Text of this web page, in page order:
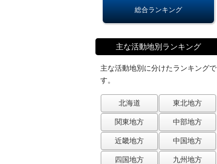
総合ランキング
主な活動地別ランキング
主な活動地別に分けたランキングで
す。
北海道 東北地方
関東地方 中部地方
近畿地方 中国地方
四国地方 九州地方